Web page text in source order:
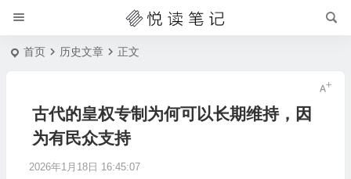
首页 历史文章 正文
古代的皇权专制为何可以长期维持，因
为有民众支持
2026年1月18日 16:45:07